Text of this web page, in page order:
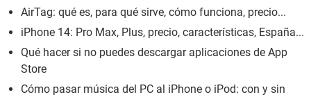
AirTag: qué es, para qué sirve, cómo funciona, precio...
iPhone 14: Pro Max, Plus, precio, características, España...
Qué hacer si no puedes descargar aplicaciones de App
Store
Cómo pasar música del PC al iPhone o iPod: con y sin